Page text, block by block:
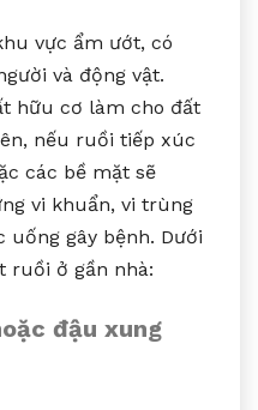
vực ẩm ướt, có
và động vật.
hữu cơ làm cho đất
nếu ruồi tiếp xúc
các bề mặt sẽ
vi khuẩn, vi trùng
uống gây bệnh. Dưới
ruồi ở gần nhà:
đậu xung